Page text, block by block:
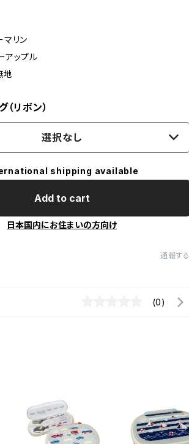
リン
アップル
地
リボン）
選択なし
shipping available
Add to cart
日本国内にお住まいの方向け
通報する
(0)